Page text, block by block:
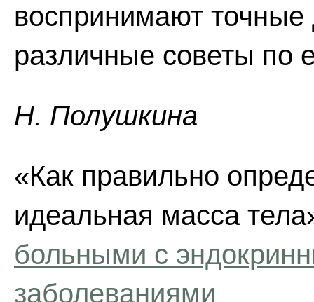
воспринимают
различные советы по
Н. Полушкина
«Как правильно
идеальная масса
больными с
заболеваниями